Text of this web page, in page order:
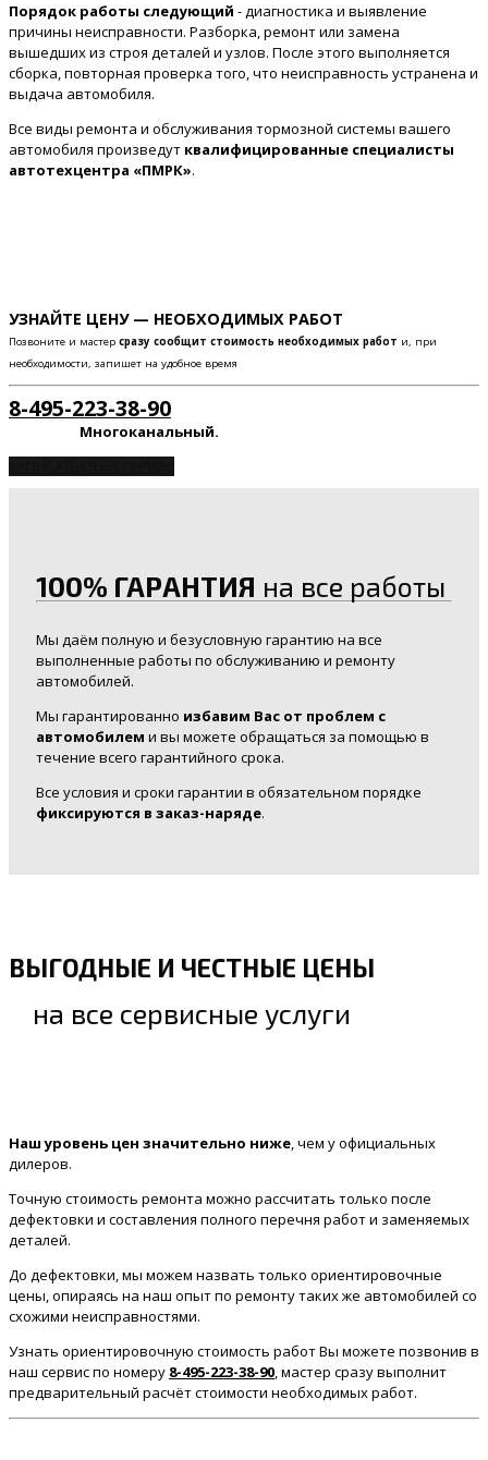
Порядок работы следующий - диагностика и выявление
причины неисправности. Разборка, ремонт или замена
вышедших из строя деталей и узлов. После этого выполняется
сборка, повторная проверка того, что неисправность устранена и
выдача автомобиля.
Все виды ремонта и обслуживания тормозной системы вашего
автомобиля произведут квалифицированные специалисты
автотехцентра «ПМРК».
УЗНАЙТЕ ЦЕНУ — НЕОБХОДИМЫХ РАБОТ
Позвоните и мастер сразу сообщит стоимость необходимых работ и, при
необходимости, запишет на удобное время
8-495-223-38-90
Многоканальный.
100% ГАРАНТИЯ на все работы
Мы даём полную и безусловную гарантию на все
выполненные работы по обслуживанию и ремонту
автомобилей.
Мы гарантированно избавим Вас от проблем с
автомобилем и вы можете обращаться за помощью в
течение всего гарантийного срока.
Все условия и сроки гарантии в обязательном порядке
фиксируются в заказ-наряде.
ВЫГОДНЫЕ И ЧЕСТНЫЕ ЦЕНЫ
на все сервисные услуги
Наш уровень цен значительно ниже , чем у официальных
дилеров.
Точную стоимость ремонта можно рассчитать только после
дефектовки и составления полного перечня работ и заменяемых
деталей.
До дефектовки, мы можем назвать только ориентировочные
цены, опираясь на наш опыт по ремонту таких же автомобилей со
схожими неисправностями.
Узнать ориентировочную стоимость работ Вы можете позвонив в
наш сервис по номеру 8-495-223-38-90 , мастер сразу выполнит
предварительный расчёт стоимости необходимых работ.